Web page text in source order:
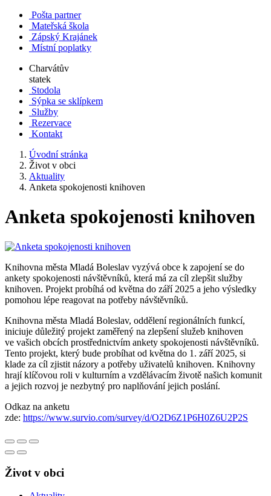
Pošta partner
Mateřská škola
Zápský Krajánek
Místní poplatky
Charvátův
statek
Stodola
Sýpka se sklípkem
Služby
Rezervace
Kontakt
Úvodní stránka
Život v obci
Aktuality
Anketa spokojenosti knihoven
Anketa spokojenosti knihoven
Knihovna města Mladá Boleslav vyzývá obce k zapojení se do
ankety spokojenosti návštěvníků, která má za cíl zlepšit služby
knihoven. Projekt probíhá od května do září 2025 a jeho výsledky
pomohou lépe reagovat na potřeby návštěvníků.
Knihovna města Mladá Boleslav, oddělení regionálních funkcí,
iniciuje důležitý projekt zaměřený na zlepšení služeb knihoven
ve vašich obcích prostřednictvím ankety spokojenosti návštěvníků.
Tento projekt, který bude probíhat od května do 1. září 2025, si
klade za cíl zjistit názory a potřeby uživatelů knihoven. Knihovny
hrají klíčovou roli v kulturním a vzdělávacím životě našich komunit
a jejich rozvoj je nezbytný pro naplňování jejich poslání.
Odkaz na anketu
zde: https://www.survio.com/survey/d/O2D6Z1P6H0Z6U2P2S
Život v obci